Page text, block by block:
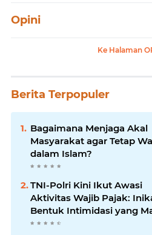
Opini
Ke Halaman
Berita Terpopuler
Bagaimana Menjaga Akal
Masyarakat agar Tetap
dalam Islam?
TNI-Polri Kini Ikut Awasi
Aktivitas Wajib Pajak:
Bentuk Intimidasi yang
Menekan Rakyat?